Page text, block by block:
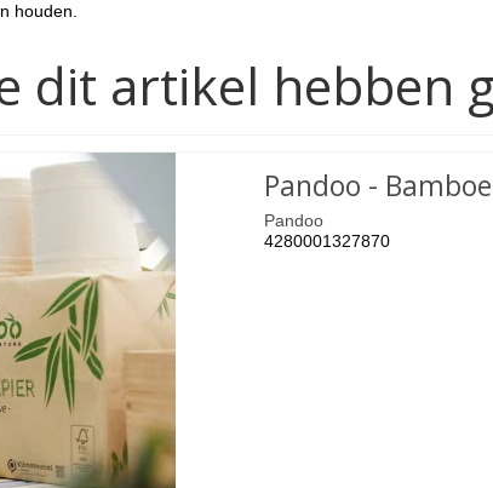
houden.
dit artikel hebben
Pandoo -
Pandoo
4280001327870